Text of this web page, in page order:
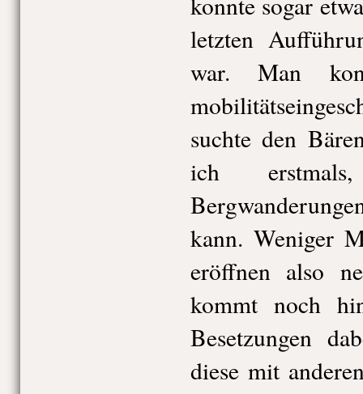
letzten
war. Man
suchte den
ich
kann. Weniger
eröffnen also
kommt noch
Besetzungen
diese mit